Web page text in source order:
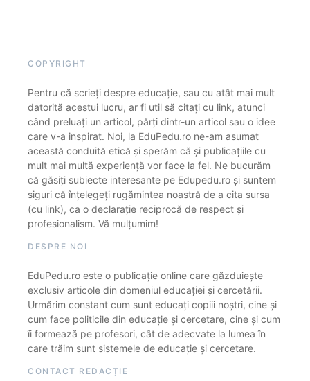
COPYRIGHT
Pentru că scrieți despre educație, sau cu atât mai mult
datorită acestui lucru, ar fi util să citați cu link, atunci
când preluați un articol, părți dintr-un articol sau o idee
care v-a inspirat. Noi, la EduPedu.ro ne-am asumat
această conduită etică și sperăm că și publicațiile cu
mult mai multă experiență vor face la fel. Ne bucurăm
că găsiți subiecte interesante pe Edupedu.ro și suntem
siguri că înțelegeți rugămintea noastră de a cita sursa
(cu link), ca o declarație reciprocă de respect și
profesionalism. Vă mulțumim!
DESPRE NOI
EduPedu.ro este o publicație online care găzduiește
exclusiv articole din domeniul educației și cercetării.
Urmărim constant cum sunt educați copiii noștri, cine și
cum face politicile din educație și cercetare, cine și cum
îi formează pe profesori, cât de adecvate la lumea în
care trăim sunt sistemele de educație și cercetare.
CONTACT REDACȚIE